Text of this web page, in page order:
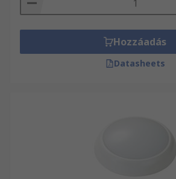
Hozzáadás
Datasheets